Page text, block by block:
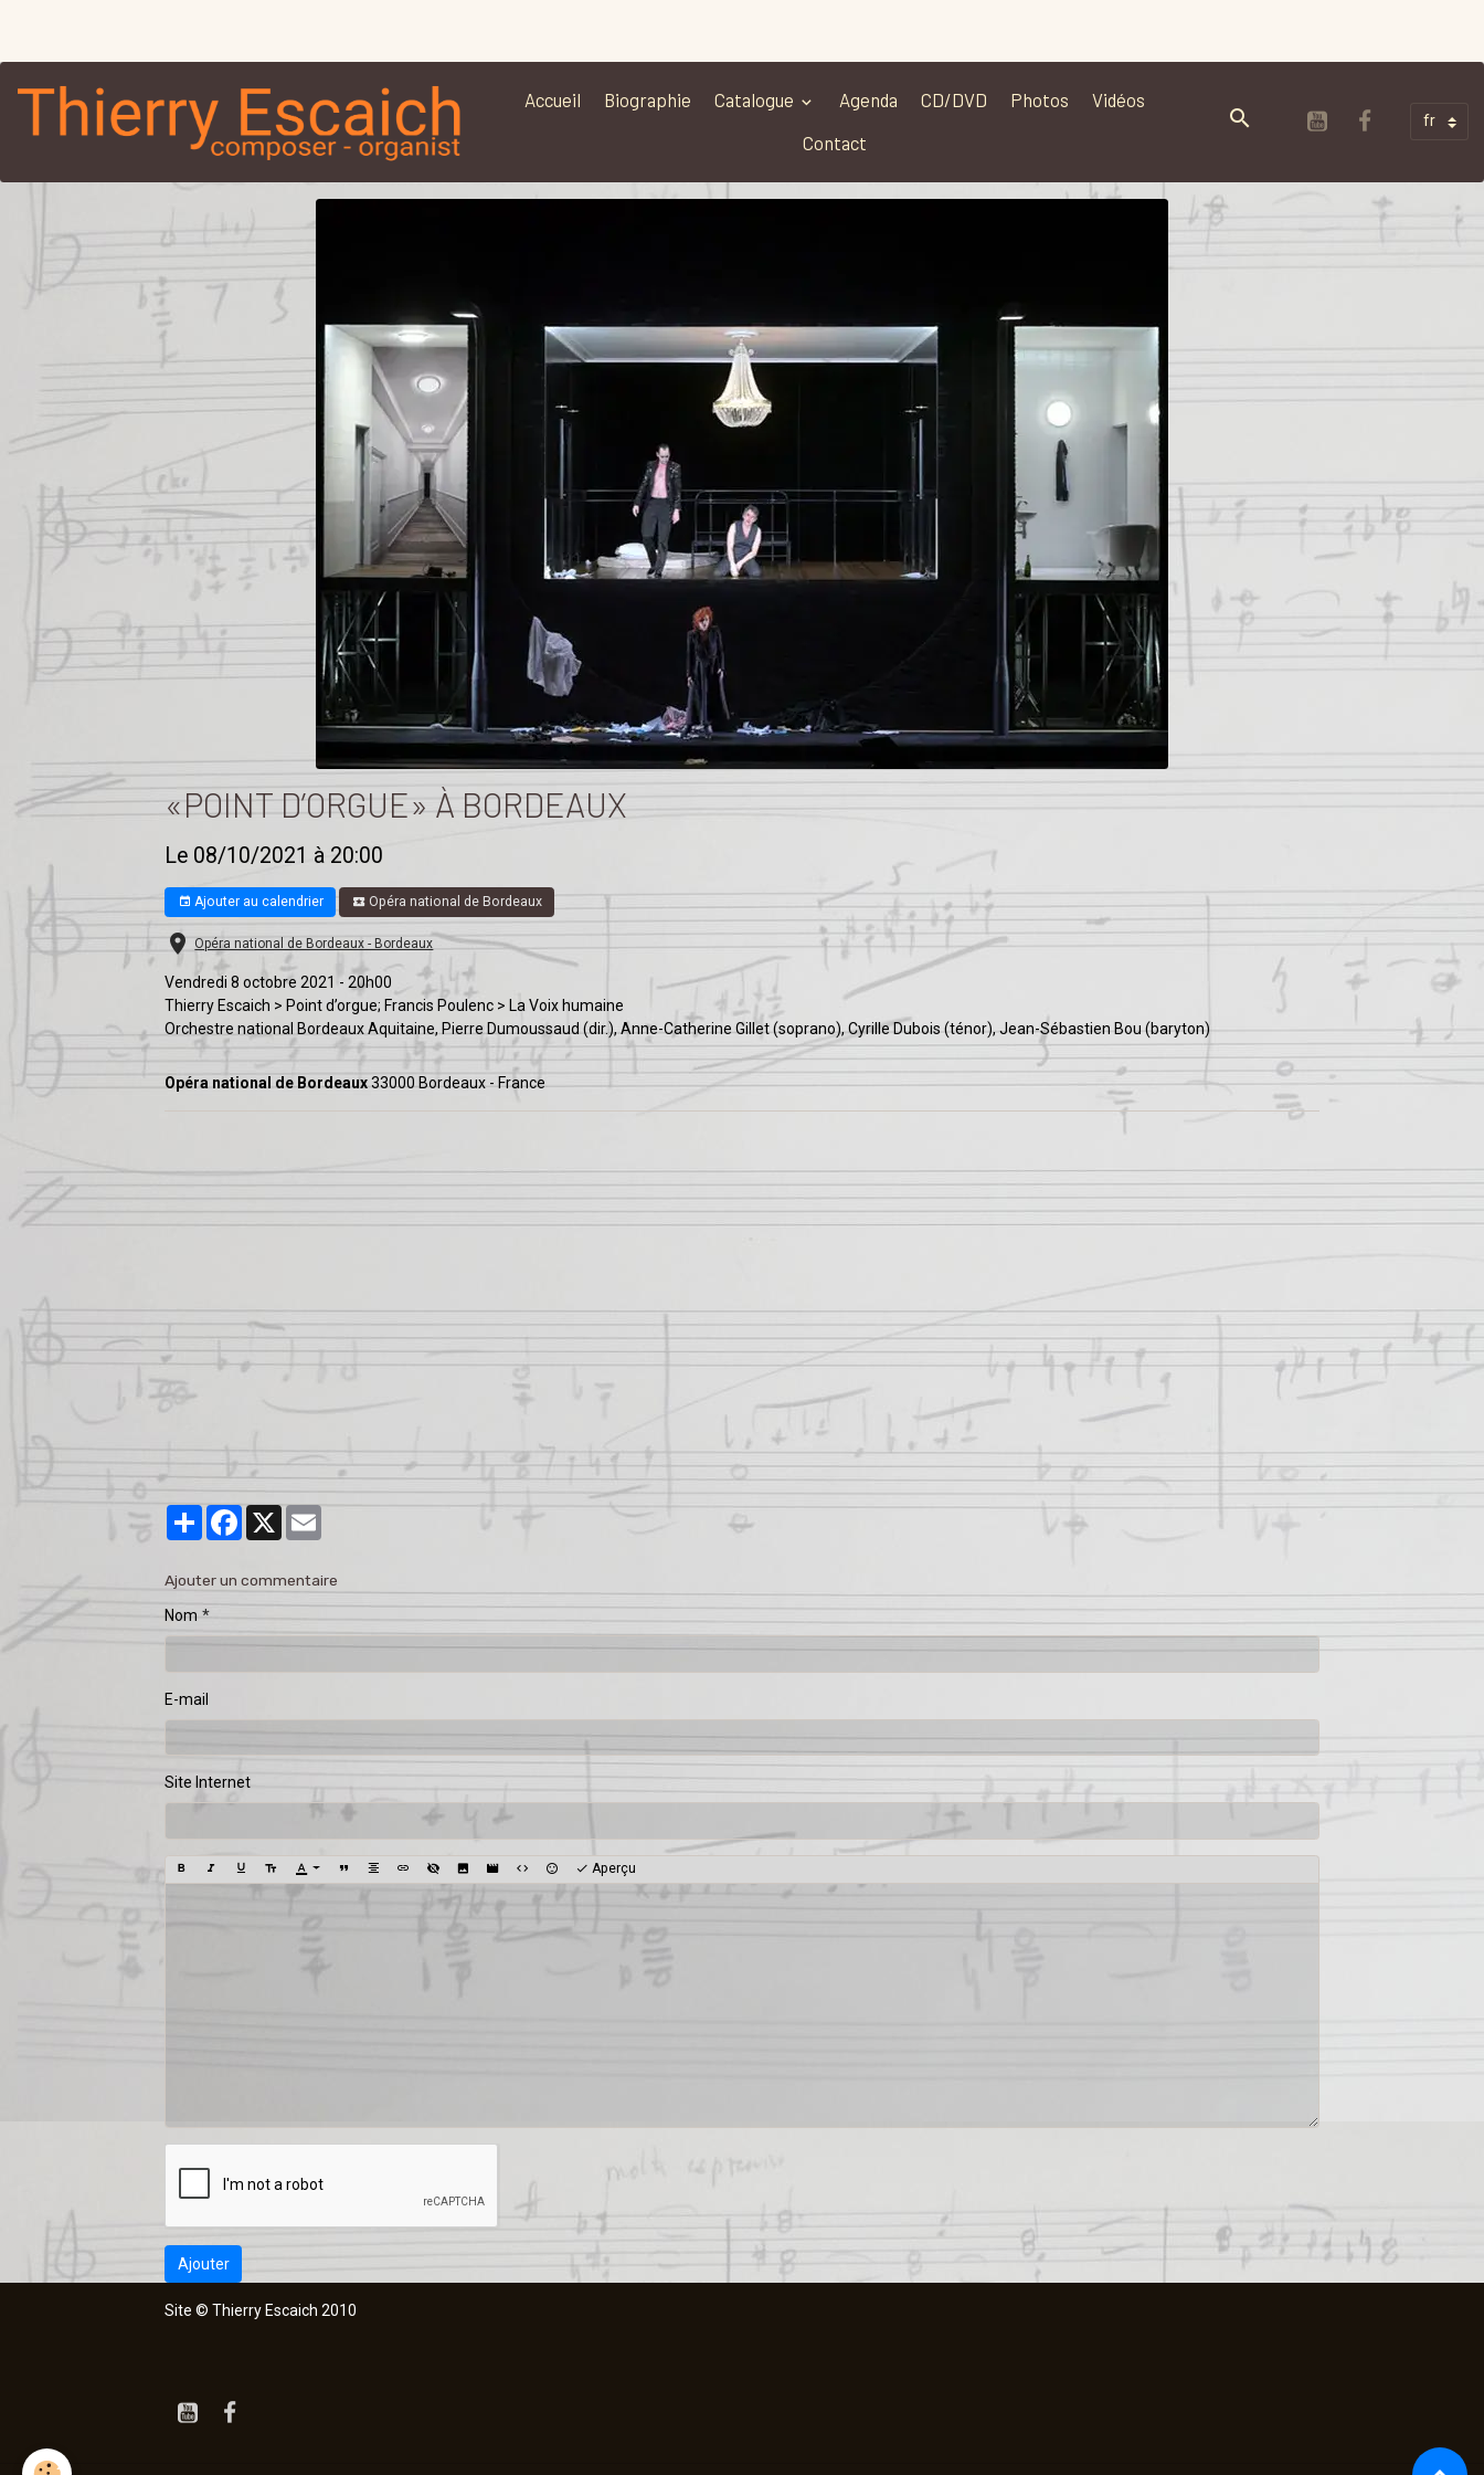
Accueil Biographie Catalogue Agenda CD/DVD Photos
Vidéos
Contact
«POINT D’ORGUE» À BORDEAUX
Le 08/10/2021 à 20:00
Ajouter au calendrier Opéra national de Bordeaux
Opéra national de Bordeaux - Bordeaux
Vendredi 8 octobre 2021 - 20h00
Thierry Escaich > Point d’orgue; Francis Poulenc > La Voix humaine
Orchestre national Bordeaux Aquitaine, Pierre Dumoussaud (dir.), Anne-Catherine Gillet (soprano), Cyrille Dubois (ténor), Jean-Sébastien Bou (baryton)
Opéra national de Bordeaux33000 Bordeaux - France
PartagerFacebook
X
Ajouter un commentaire
Nom
E-mail
Site Internet
Aperçu
Ajouter
Site © Thierry Escaich 2010